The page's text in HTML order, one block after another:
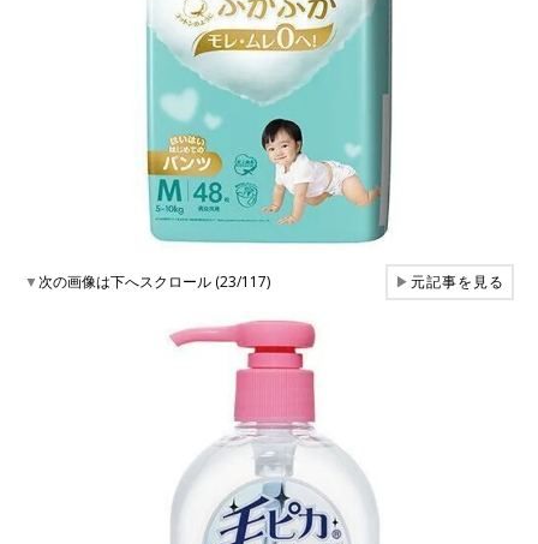
▼次の画像は下へスクロール (23/117) ▶元記事を見る